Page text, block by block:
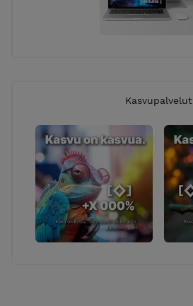
Kasvupalvelut